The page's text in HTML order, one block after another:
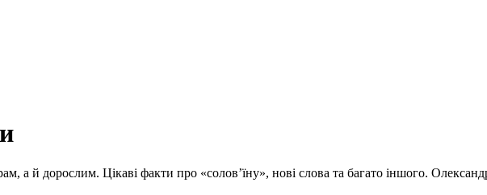
а й дорослим. Цікаві факти про «солов’їну», нові слова та багато іншого.